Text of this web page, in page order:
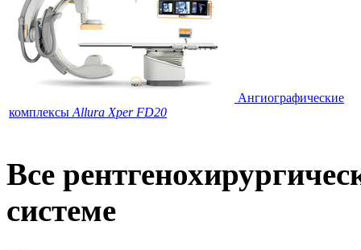
Ангиографические
комплексы Allura Xper FD20
Все
системе